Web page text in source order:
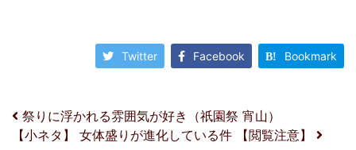
Twitter Facebook Bookmark
投稿ナビゲーション
祭りに浮かれる雰囲気が好き（祇園祭 宵山）
【小ネタ】 女体盛りが進化している件 【閲覧注意】